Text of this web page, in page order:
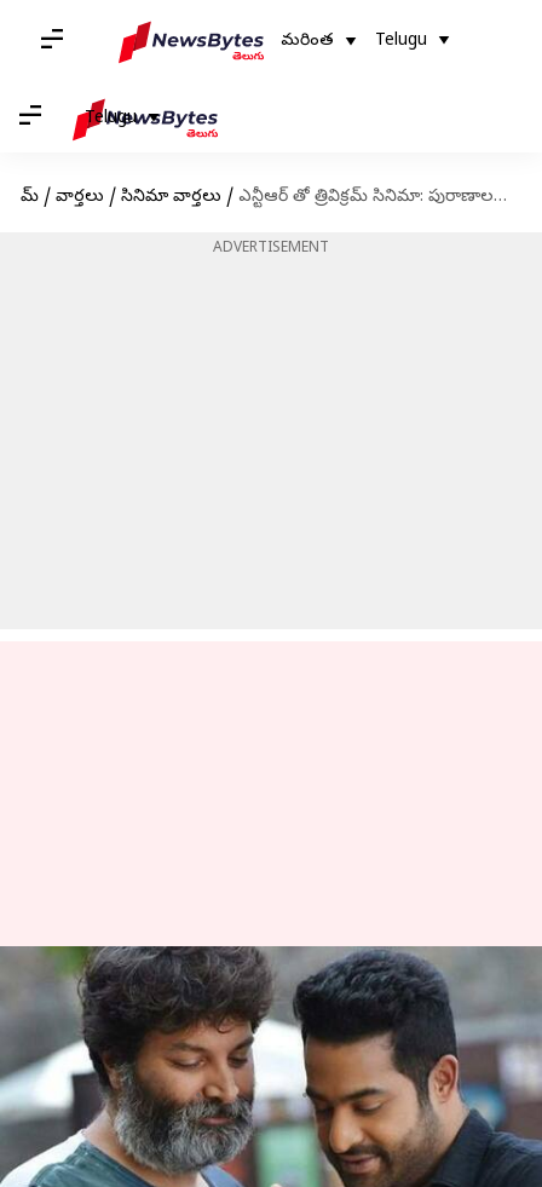
మరింత Telugu
Telugu
హోమ్ / వార్తలు / సినిమా వార్తలు / ఎన్టీఆర్ తో త్రివిక్రమ్ సినిమా: పురాణాలను టచ్ చేస్తూ పాన్ ఇండియా మూవీ
ADVERTISEMENT
ఎన్టీఆర్ తో త్రివిక్రమ్ సినిమా:
పురాణాలను టచ్ చేస్తూ పాన్
ఇండియా మూవీ
Sriram Pranateja Feb 15, 2023 03:37 pm
ఈ వార్తాకథనం ఏంటి